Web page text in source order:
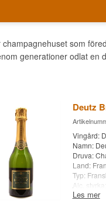
champagnehuset som
generationer odlat en
Deutz
Vingård:
Namn:
Druva:
Land:
Typ:
Alc. styrka:
37,5 cl.
Les mer